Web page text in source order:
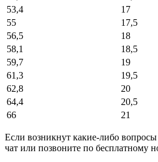
53,4
17
55
17,5
56,5
18
58,1
18,5
59,7
19
61,3
19,5
62,8
20
64,4
20,5
66
21
Если возникнут какие-либо
чат или позвоните по бесплатному